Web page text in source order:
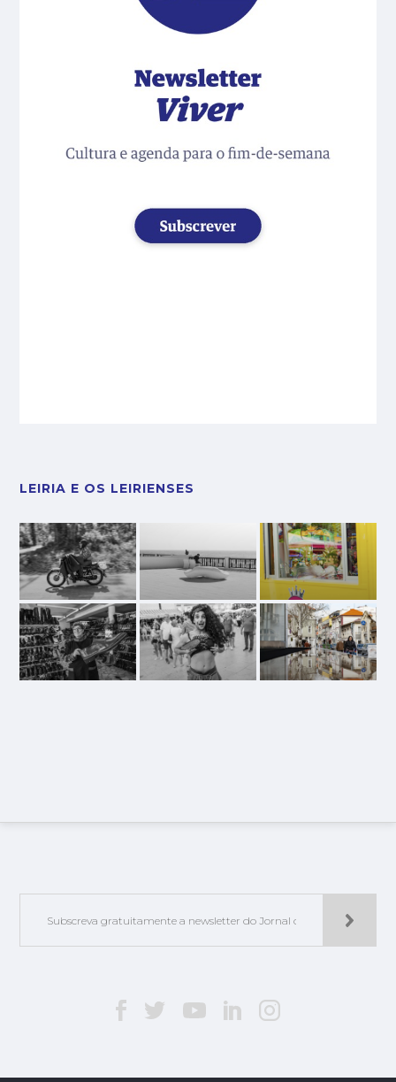
LEIRIA E OS LEIRIENSES